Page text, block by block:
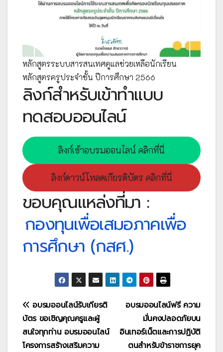
หลักสูตรระบบสารสนเทศดูแลช่วยเหลือนักเรียน
หลักสูตรครูประจำชั้น ปีการศึกษา 2566
ลิงก์สำหรับเข้าทำแบบ
ทดสอบออนไลน์
ลิงก์เข้าอบรมออนไลน์ คลิกที่นี่
ลิงก์ดาวน์โหลดเกียรติบัตร คลิกที่นี่
ขอบคุณแหล่งที่มา :
กองทุนเพื่อเสมอภาคเพื่อ
การศึกษา (กสศ.)
แนะแนว
เรื่อง
อบรมออนไลน์ฟรี ความ
มั่นคงปลอดภัยบน
อินเทอร์เน็ตและการปฏิบัติ
ตนสำหรับข้าราชการยุค
อบรมออนไลน์รับเกียรติ
บัตร ขอเชิญคุณครูและผู้
สนใจทุกท่าน อบรมออนไลน์
โครงการสร้างเสริมความ